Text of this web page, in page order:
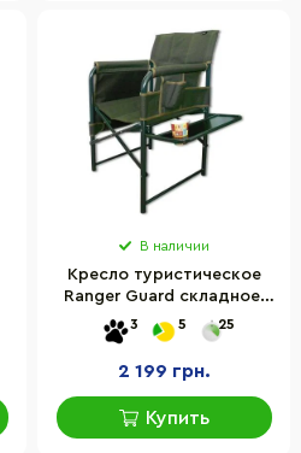
В наличии
Кресло туристическое
Ranger Guard складное,
до 130 кг
3 5 25
2 199 грн.
Купить